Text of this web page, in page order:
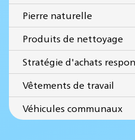
Pierre naturelle
Produits de nettoyage
Stratégie d'achats
Vêtements de travail
Véhicules communaux